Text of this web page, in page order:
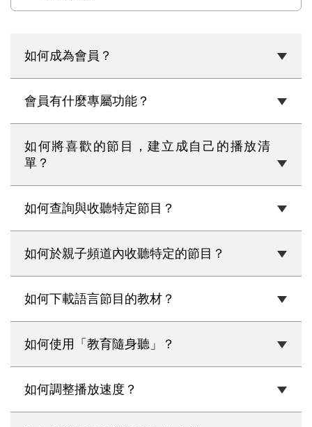
如何成為會員？
會員有什麼專屬功能？
如何將喜歡的節目，建立成自己的播放清
單？
如何查詢與收聽特定節目？
如何於親子頻道內收聽特定的節目？
如何下載語言節目的教材？
如何使用「教育隨身聽」？
如何調整播放速度？